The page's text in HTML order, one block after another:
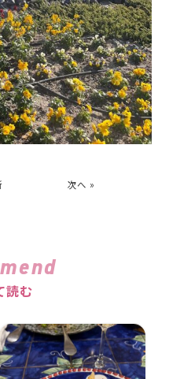
次へ »
読む